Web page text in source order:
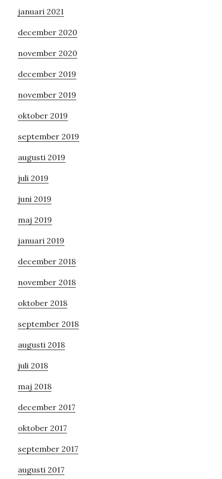
januari 2021
december 2020
november 2020
december 2019
november 2019
oktober 2019
september 2019
augusti 2019
juli 2019
juni 2019
maj 2019
januari 2019
december 2018
november 2018
oktober 2018
september 2018
augusti 2018
juli 2018
maj 2018
december 2017
oktober 2017
september 2017
augusti 2017